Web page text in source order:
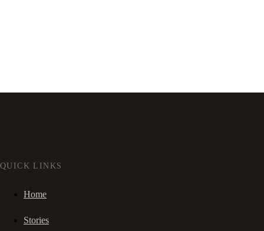
QUICK LINKS
Home
Stories